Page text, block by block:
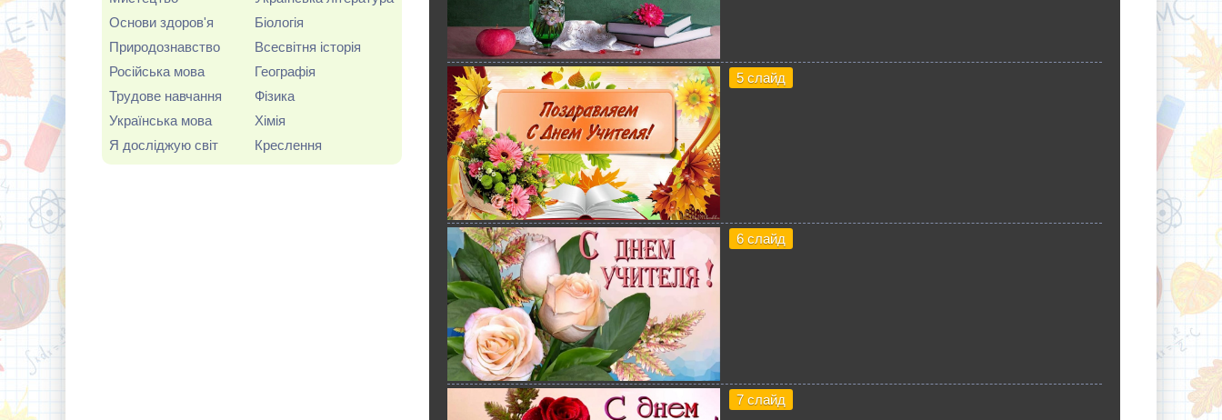
Основи здоров'я
Природознавство
Російська мова
Трудове навчання
Українська мова
Я досліджую світ
Біологія
Всесвітня історія
Географія
Фізика
Хімія
Креслення
5 слайд
6 слайд
7 слайд